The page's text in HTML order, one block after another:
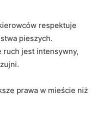
respektuje
pieszych.
ruch jest intensywny,
prawa w mieście niż